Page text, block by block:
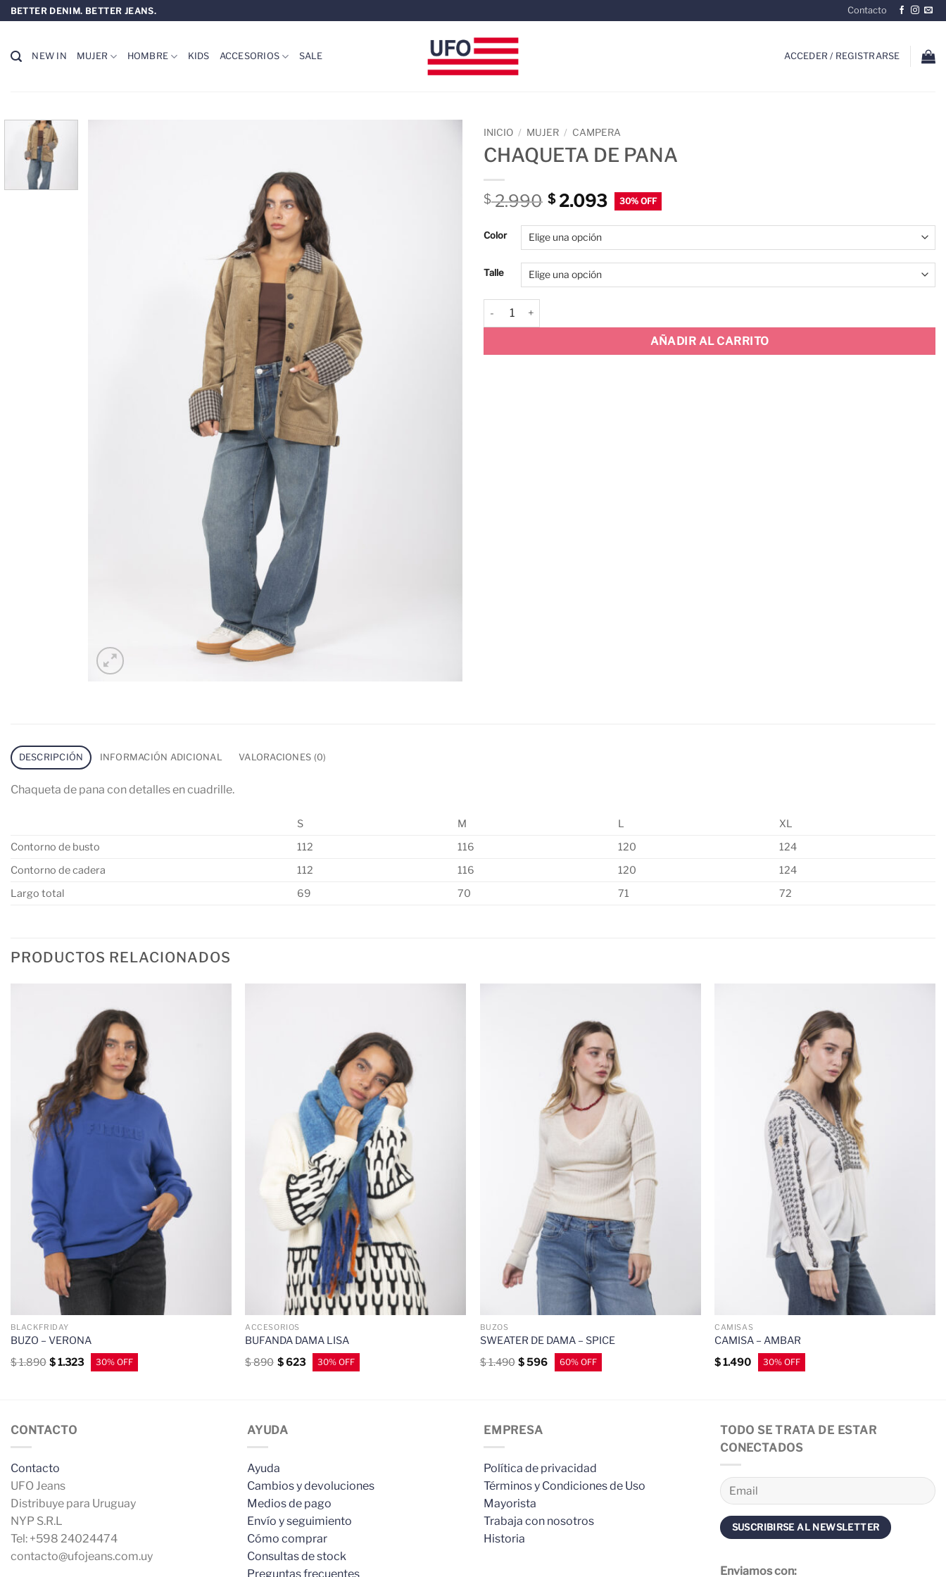
Saltar
al
BETTER DENIM. BETTER JEANS. Contacto
NEW IN MUJER HOMBRE KIDS ACCESORIOS SALE ACCEDER / REGISTRARSE
INICIO / MUJER / CAMPERA
CHAQUETA DE PANA
$2.990 $2.093
Color
Talle
CHAQUETA DE PANA cantidad
AÑADIR AL CARRITO
DESCRIPCIÓN INFORMACIÓN ADICIONAL VALORACIONES (0)
Chaqueta de pana con detalles en cuadrille.
S M L
XL
Contorno de busto
112 116 120
124
Contorno de cadera
112 116 120
124
Largo total
69 70 71 72
PRODUCTOS RELACIONADOS
BLACKFRIDAY
BUZO – VERONA
$1.890 $1.323
ACCESORIOS
BUFANDA DAMA LISA
$890 $623
BUZOS
SWEATER DE DAMA – SPICE
$1.490 $596
CAMISAS
CAMISA – AMBAR
$1.490
CONTACTO
Contacto
UFO Jeans
Distribuye para Uruguay
NYP S.R.L
Tel: +598 24024474
contacto@ufojeans.com.uy
AYUDA
Ayuda
Cambios y devoluciones
Medios de pago
Envío y seguimiento
Cómo comprar
Consultas de stock
Preguntas frecuentes
EMPRESA
Política de privacidad
Términos y Condiciones de Uso
Mayorista
Trabaja con nosotros
Historia
TODO SE TRATA DE ESTAR
CONECTADOS
Enviamos con: